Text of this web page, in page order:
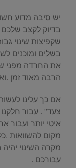
יש סיבה מדוע
בדיוק לקצב
שקפיצות שינוי
בשלים ומוכנים
את החרדה מפני
הרבה מאוד זמן
אם כך עלינו
צעד" . עבור
איטי יותר ועבור
מקום להשוואות
מקרה השינוי
עבורכם .